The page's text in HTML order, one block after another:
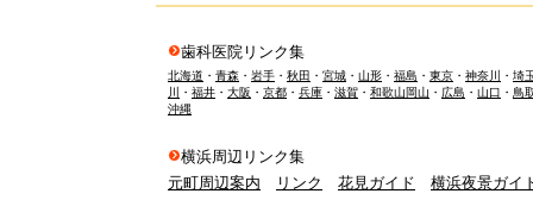
歯科医院リンク集
北海道 ・ 青森 ・ 岩手 ・ 秋田 ・ 宮城 ・ 山形 ・ 福島 ・ 東京 ・ 神奈川 ・ 埼
川
・ 福井 ・ 大阪 ・ 京都 ・ 兵庫 ・ 滋賀 ・ 和歌山岡山 ・ 広島 ・ 山口 ・ 鳥
沖縄
横浜周辺リンク集
元町周辺案内
リンク 花見ガイド 横浜夜景ガイ